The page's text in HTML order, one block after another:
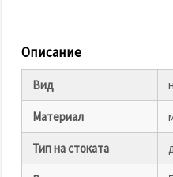
дадения
вид
"бисквитки"
и кликнеш
"Запази"
Описание
Вид
Материал
Тип на стоката